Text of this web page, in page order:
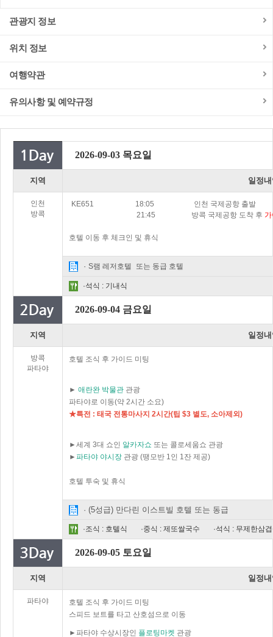
관광지 정보
위치 정보
여행약관
유의사항 및 예약규정
2026-09-03 목요일
지역 일정
인천
방콕
KE651
18:05
21:45
인천 국제공항 출발
방콕 국제공항 도착 후
호텔 이동 후 체크인 및 휴식
· S램 레저호텔 또는 동급 호텔
·석식 : 기내식
2026-09-04 금요일
지역 일정
방콕
파타야
호텔 조식 후 가이드 미팅
► 애란완 박물관 관광
파타야로 이동(약 2시간 소요)
★특전 : 태국 전통마사지 2시간(팁 $3 별도, 소아제외)
►세계 3대 쇼인 알카자쇼 또는 콜로세움쇼 관광
► 파타야 야시장 관광 (땡모반 1인 1잔 제공)
호텔 투숙 및 휴식
· (5성급) 만다린 이스트빌 호텔 또는 동급
·조식 : 호텔식 ·중식 : 제또쌀국수 ·석식 : 무제한삼
2026-09-05 토요일
지역 일정
파타야
호텔 조식 후 가이드 미팅
스피드 보트를 타고 산호섬으로 이동
►파타야 수상시장인 플로팅마켓 관광